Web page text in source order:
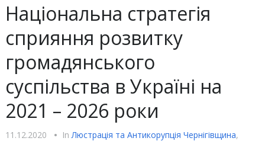
Національна стратегія
сприяння розвитку
громадянського
суспільства в Україні на
2021 – 2026 роки
11.12.2020 • InЛюстрацiя та Антикорупцiя Чернігівщина,